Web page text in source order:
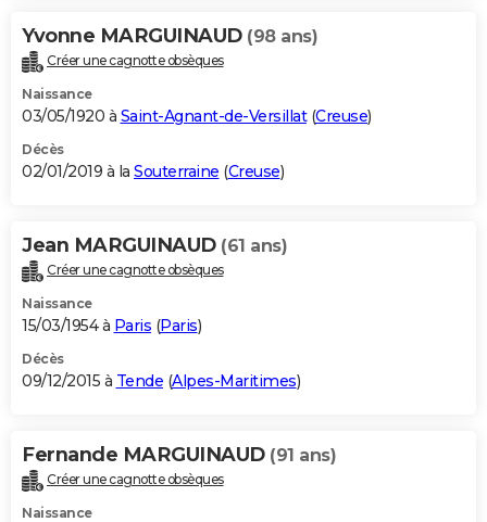
Yvonne MARGUINAUD (98 ans)
Créer une cagnotte obsèques
Naissance
03/05/1920 à Saint-Agnant-de-Versillat(Creuse)
Décès
02/01/2019 à la Souterraine (Creuse)
Jean MARGUINAUD (61 ans)
Créer une cagnotte obsèques
Naissance
15/03/1954 à Paris (Paris)
Décès
09/12/2015 à Tende (Alpes-Maritimes)
Fernande MARGUINAUD (91 ans)
Créer une cagnotte obsèques
Naissance